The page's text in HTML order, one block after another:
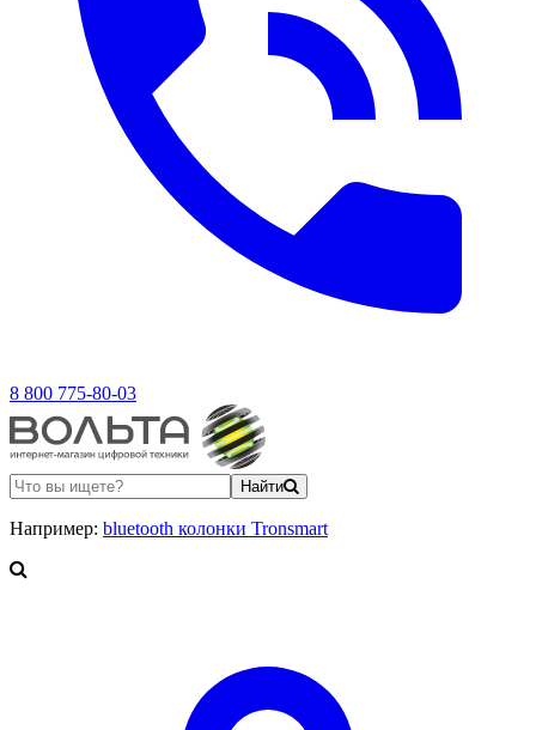
8 800 775-80-03
Найти
Например: bluetooth колонки Tronsmart